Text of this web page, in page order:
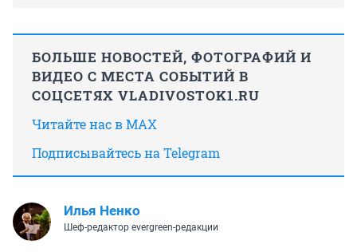
БОЛЬШЕ НОВОСТЕЙ, ФОТОГРАФИЙ И
ВИДЕО С МЕСТА СОБЫТИЙ В
СОЦСЕТЯХ VLADIVOSTOK1.RU
Читайте нас в MAX
Подписывайтесь на Telegram
Илья Ненко
Шеф-редактор evergreen-редакции